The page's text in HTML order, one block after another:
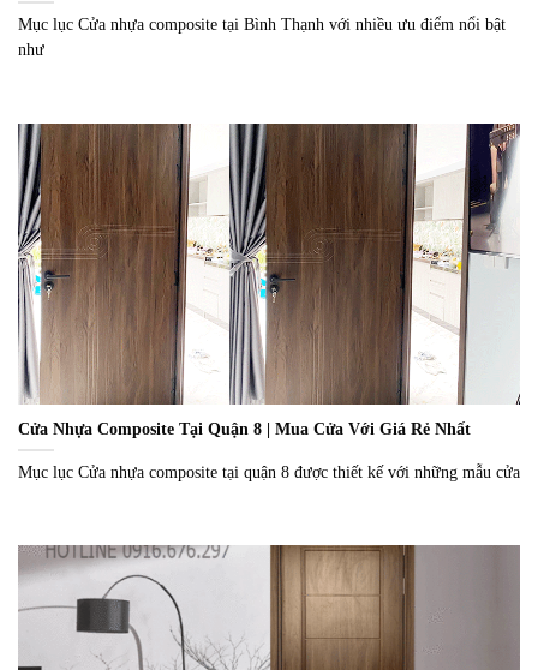
Mục lục Cửa nhựa composite tại Bình Thạnh với nhiều ưu điểm nổi bật
như
Cửa Nhựa Composite Tại Quận 8 | Mua Cửa Với Giá Rẻ Nhất
Mục lục Cửa nhựa composite tại quận 8 được thiết kế với những mẫu cửa